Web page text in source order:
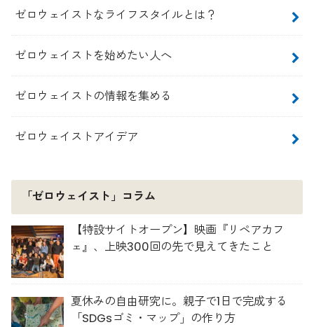
ゼロウェイストなライフスタイルとは？
ゼロウェイストを始めたい人へ
ゼロウェイストの情報を集める
ゼロウェイストアイデア
「ゼロウェイスト」コラム
【特設サイトオープン】映画『リペアカフ
ェ』、上映300回の先で見えてきたこと
夏休みの自由研究に。親子で1日で完成する
「SDGsゴミ・マップ」の作り方